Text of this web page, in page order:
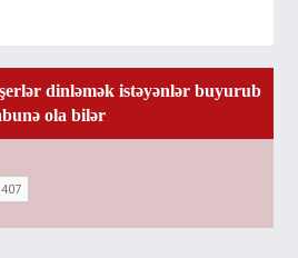
dinləmək istəyənlər buyurub
ola bilər